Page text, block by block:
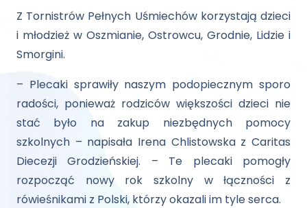
Z Tornistrów Pełnych Uśmiechów korzystają dzieci
i młodzież w Oszmianie, Ostrowcu, Grodnie, Lidzie i
Smorgini.
– Plecaki sprawiły naszym podopiecznym sporo
radości, ponieważ rodziców większości dzieci nie
stać było na zakup niezbędnych pomocy
szkolnych – napisała Irena Chlistowska z Caritas
Diecezji Grodzieńskiej. – Te plecaki pomogły
rozpocząć nowy rok szkolny w łączności z
rówieśnikami z Polski, którzy okazali im tyle serca.